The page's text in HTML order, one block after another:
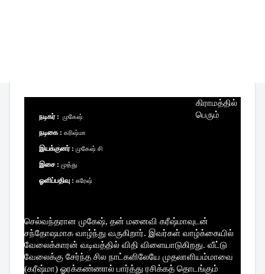
நடிகர் : முகேஷ்
நடிகை : கரிஷ்மா
இயக்குனர் : முகேஷ் சி
இசை : முத்து
ஓளிப்பதிவு : சுரேஷ்
கிராமத்தில்
பெரும்
செல்வந்தரான முகேஷ், தன் மனைவி கரீஷ்மாவுடன்
சந்தோஷமாக வாழ்ந்து வருகிறார். இவர்கள் வாழ்க்கையில்
வேலைக்காரன் வடிவத்தில் விதி விளையாடுகிறது. வீட்டு
வேலைக்கு சேர்ந்த சில நாட்களிலேயே முதலாளியம்மாவை
(கரீஷ்மா) ஓரக்கண்ணால் பார்த்து ரசிக்கத் தொடங்கும்